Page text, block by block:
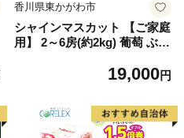
香川県東かがわ市
シャインマスカット 【ご家庭
用】 2～6房(約2kg) 葡萄 ぶど
もの 果実 旬の果物 旬のフル
19,000円